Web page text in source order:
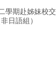
學期赴姊妹校交
日語組）